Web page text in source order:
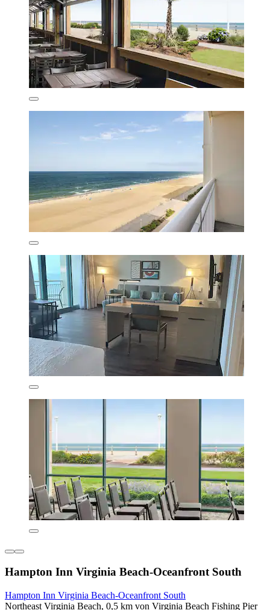
Hampton Inn Virginia Beach-Oceanfront South
Hampton Inn Virginia Beach-Oceanfront South
Northeast Virginia Beach, 0,5 km von Virginia Beach Fishing Pier